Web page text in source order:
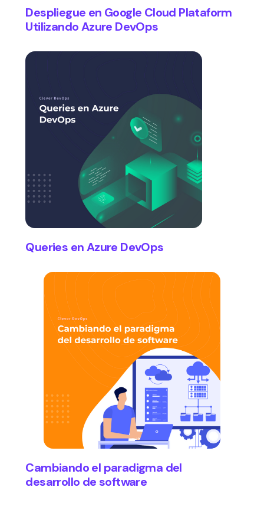
Despliegue en Google Cloud Plataform
Utilizando Azure DevOps
Queries en Azure DevOps
Cambiando el paradigma del
desarrollo de software